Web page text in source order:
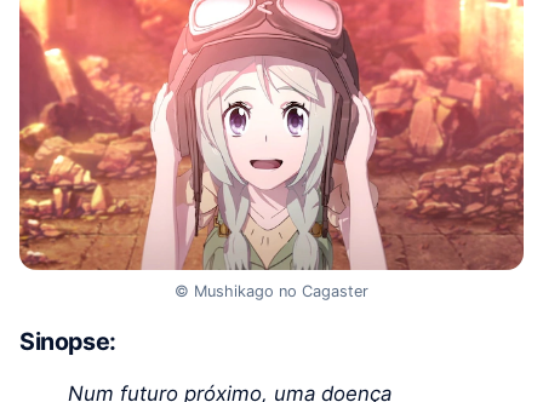
© Mushikago no Cagaster
Sinopse:
Num futuro próximo, uma doença